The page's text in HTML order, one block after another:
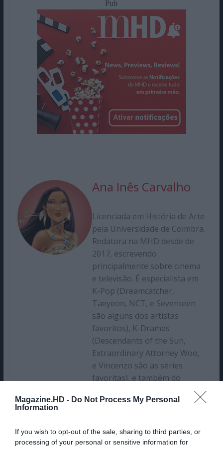
Magazine.HD - Do Not Process My Personal
Information
If you wish to opt-out of the sale, sharing to third parties, or
processing of your personal or sensitive information for
Pub
Ana Inês Carvalho
Licenciada em História de Arte
pela Universidade de Coimbra.
Redatora na MHD desde de
2017, escrevendo
principalmente sobre cinema
e televisão. É especialista em
K-Pop (Dreamcatcher,
Taeyeon, NCT, e Seventeen
são alguns dos artistas
favoritos), K-Dramas
(Descendants of the Sun,
Extraordinary Attorney Woo,
e Vincenzo são as séries
favoritas), e também do
Game of Thrones e House of